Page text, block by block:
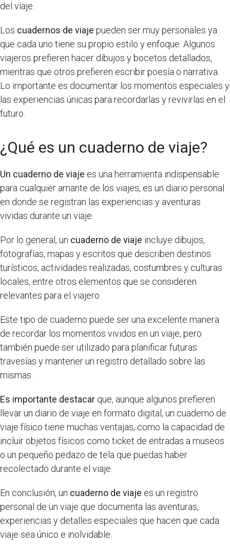
del viaje.
Los cuadernos de viaje pueden ser muy personales ya
que cada uno tiene su propio estilo y enfoque. Algunos
viajeros prefieren hacer dibujos y bocetos detallados,
mientras que otros prefieren escribir poesía o narrativa.
Lo importante es documentar los momentos especiales y
las experiencias únicas para recordarlas y revivirlas en el
futuro.
¿Qué es un cuaderno de viaje?
Un cuaderno de viaje es una herramienta indispensable
para cualquier amante de los viajes, es un diario personal
en donde se registran las experiencias y aventuras
vividas durante un viaje.
Por lo general, un cuaderno de viaje incluye dibujos,
fotografías, mapas y escritos que describen destinos
turísticos, actividades realizadas, costumbres y culturas
locales, entre otros elementos que se consideren
relevantes para el viajero.
Este tipo de cuaderno puede ser una excelente manera
de recordar los momentos vividos en un viaje, pero
también puede ser utilizado para planificar futuras
travesías y mantener un registro detallado sobre las
mismas.
Es importante destacar que, aunque algunos prefieren
llevar un diario de viaje en formato digital, un cuaderno de
viaje físico tiene muchas ventajas, como la capacidad de
incluir objetos físicos como ticket de entradas a museos
o un pequeño pedazo de tela que puedas haber
recolectado durante el viaje.
En conclusión, un cuaderno de viaje es un registro
personal de un viaje que documenta las aventuras,
experiencias y detalles especiales que hacen que cada
viaje sea único e inolvidable.